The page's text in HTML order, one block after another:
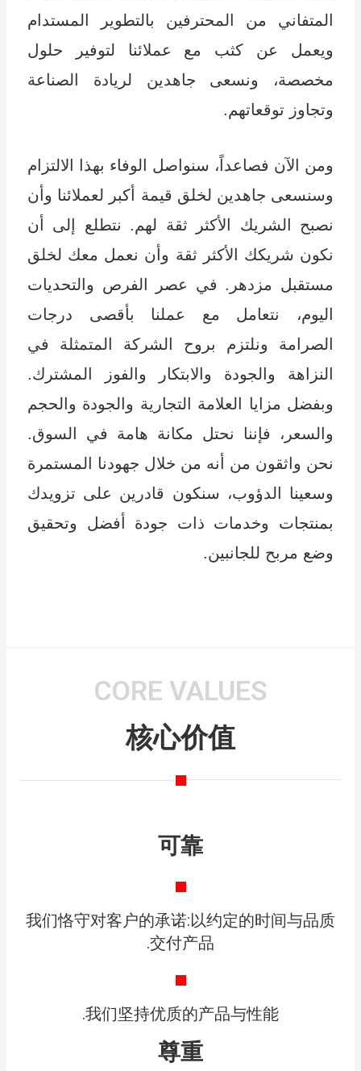
المتفاني من المحترفين بالتطوير المستدام
ويعمل عن كثب مع عملائنا لتوفير حلول
مخصصة، ونسعى جاهدين لريادة الصناعة
وتجاوز توقعاتهم.
ومن الآن فصاعداً، سنواصل الوفاء بهذا الالتزام
وسنسعى جاهدين لخلق قيمة أكبر لعملائنا وأن
نصبح الشريك الأكثر ثقة لهم. نتطلع إلى أن
نكون شريكك الأكثر ثقة وأن نعمل معك لخلق
مستقبل مزدهر. في عصر الفرص والتحديات
اليوم، نتعامل مع عملنا بأقصى درجات
الصرامة ونلتزم بروح الشركة المتمثلة في
النزاهة والجودة والابتكار والفوز المشترك.
وبفضل مزايا العلامة التجارية والجودة والحجم
والسعر، فإننا نحتل مكانة هامة في السوق.
نحن واثقون من أنه من خلال جهودنا المستمرة
وسعينا الدؤوب، سنكون قادرين على تزويدك
بمنتجات وخدمات ذات جودة أفضل وتحقيق
وضع مربح للجانبين.
CORE VALUES
核心价值
可靠​
我们恪守对客户的承诺:以约定的时间与品质
交付产品.​
我们坚持优质的产品与性能.​
尊重​